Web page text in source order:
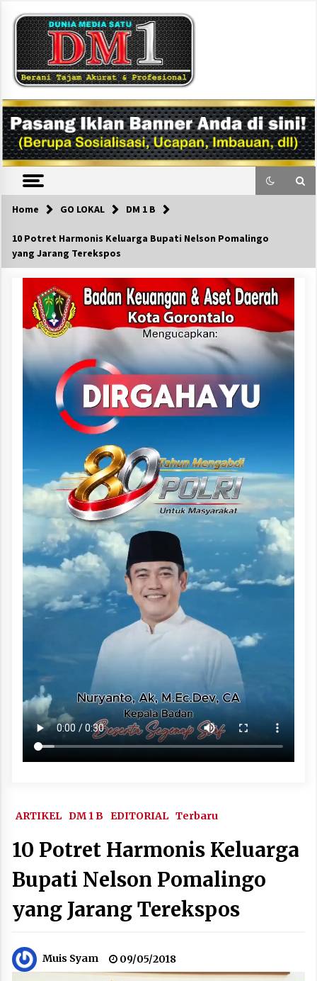
content
DM1
Home GO LOKAL DM 1 B
10 Potret Harmonis Keluarga Bupati Nelson Pomalingo
yang Jarang Terekspos
ARTIKEL DM 1 B EDITORIAL Terbaru
10 Potret Harmonis Keluarga
Bupati Nelson Pomalingo
yang Jarang Terekspos
Muis Syam 09/05/2018